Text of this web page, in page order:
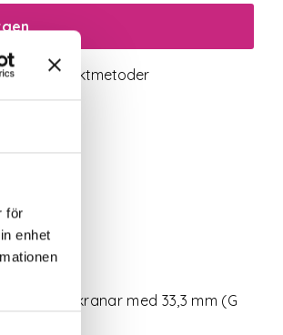
för
enhet
fraktmetoder
Passar kranar med 33,3 mm (G